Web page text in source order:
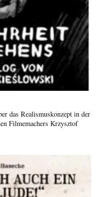
das Realismuskonzept in der
Filmemachers Krzysztof